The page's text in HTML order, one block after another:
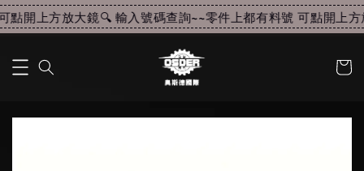
開上方放大鏡🔍 輸入號碼查詢~~零件上都有料號 可點開上方